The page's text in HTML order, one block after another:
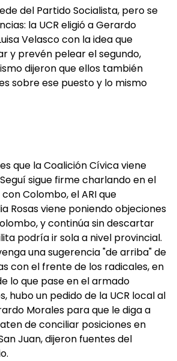
del Partido Socialista, pero se
la UCR eligió a Gerardo
Velasco con la idea que
y prevén pelear el segundo,
dijeron que ellos también
sobre ese puesto y lo mismo
que la Coalición Cívica viene
sigue firme charlando en el
Colombo, el ARI que
Rosas viene poniendo objeciones
y continúa sin descartar
podría ir sola a nivel provincial.
una sugerencia "de arriba" de
con el frente de los radicales, en
lo que pase en el armado
hubo un pedido de la UCR local al
Morales para que le diga a
de conciliar posiciones en
Juan, dijeron fuentes del